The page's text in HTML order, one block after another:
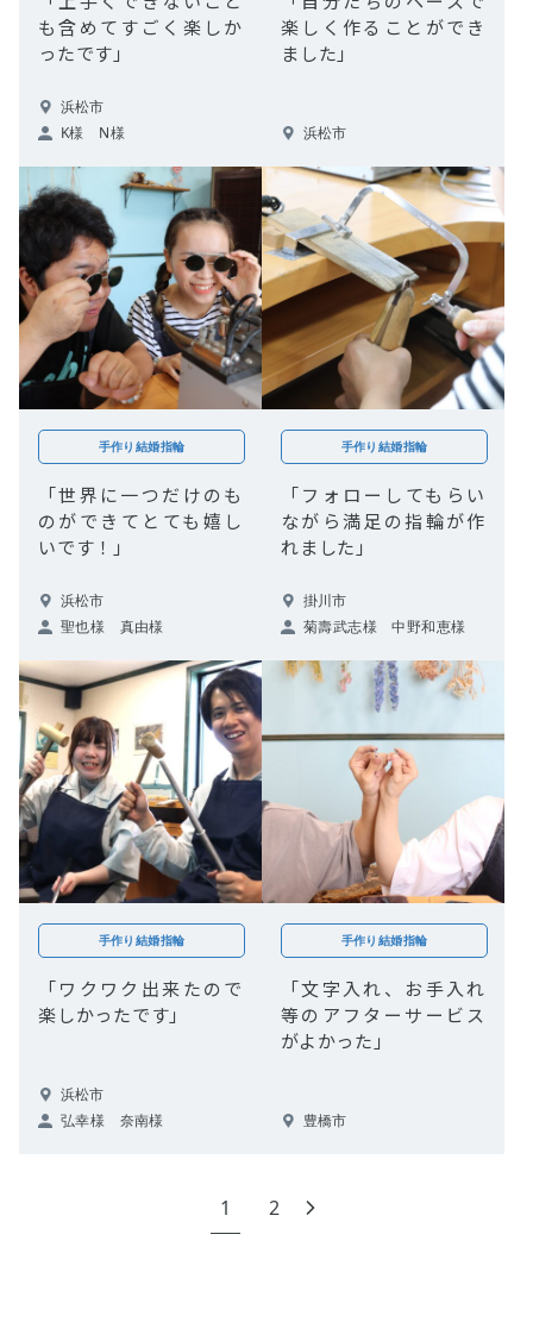
も含めてすごく楽しか
ったです」
浜松市
K様 N様
楽しく作ることができ
ました」
浜松市
手作り結婚指輪
「世界に一つだけのも
のができてとても嬉し
いです！」
浜松市
聖也様 真由様
手作り結婚指輪
「フォローしてもらい
ながら満足の指輪が作
れました」
掛川市
菊壽武志様 中野和恵様
手作り結婚指輪
「ワクワク出来たので
楽しかったです」
浜松市
弘幸様 奈南様
手作り結婚指輪
「文字入れ、お手入れ
等のアフターサービス
がよかった」
豊橋市
1 2